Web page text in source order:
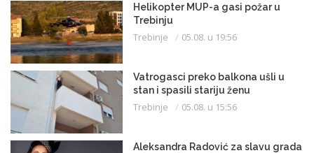
Helikopter MUP-a gasi požar u
Trebinju
Trebinje 05.08. u 19:56
Vatrogasci preko balkona ušli u
stan i spasili stariju ženu
Trebinje 05.08. u 15:56
Aleksandra Radović za slavu grada